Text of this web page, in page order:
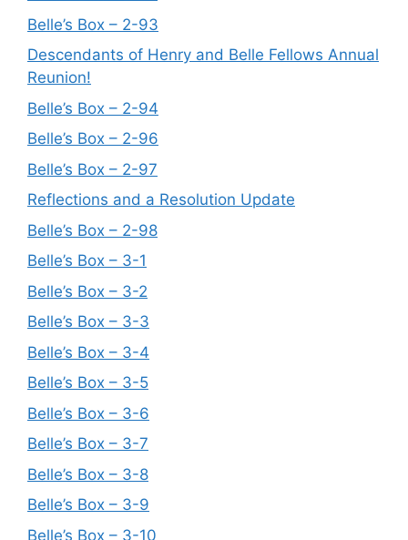
Belle’s Box – 2-93
Descendants of Henry and Belle Fellows Annual
Reunion!
Belle’s Box – 2-94
Belle’s Box – 2-96
Belle’s Box – 2-97
Reflections and a Resolution Update
Belle’s Box – 2-98
Belle’s Box – 3-1
Belle’s Box – 3-2
Belle’s Box – 3-3
Belle’s Box – 3-4
Belle’s Box – 3-5
Belle’s Box – 3-6
Belle’s Box – 3-7
Belle’s Box – 3-8
Belle’s Box – 3-9
Belle’s Box – 3-10